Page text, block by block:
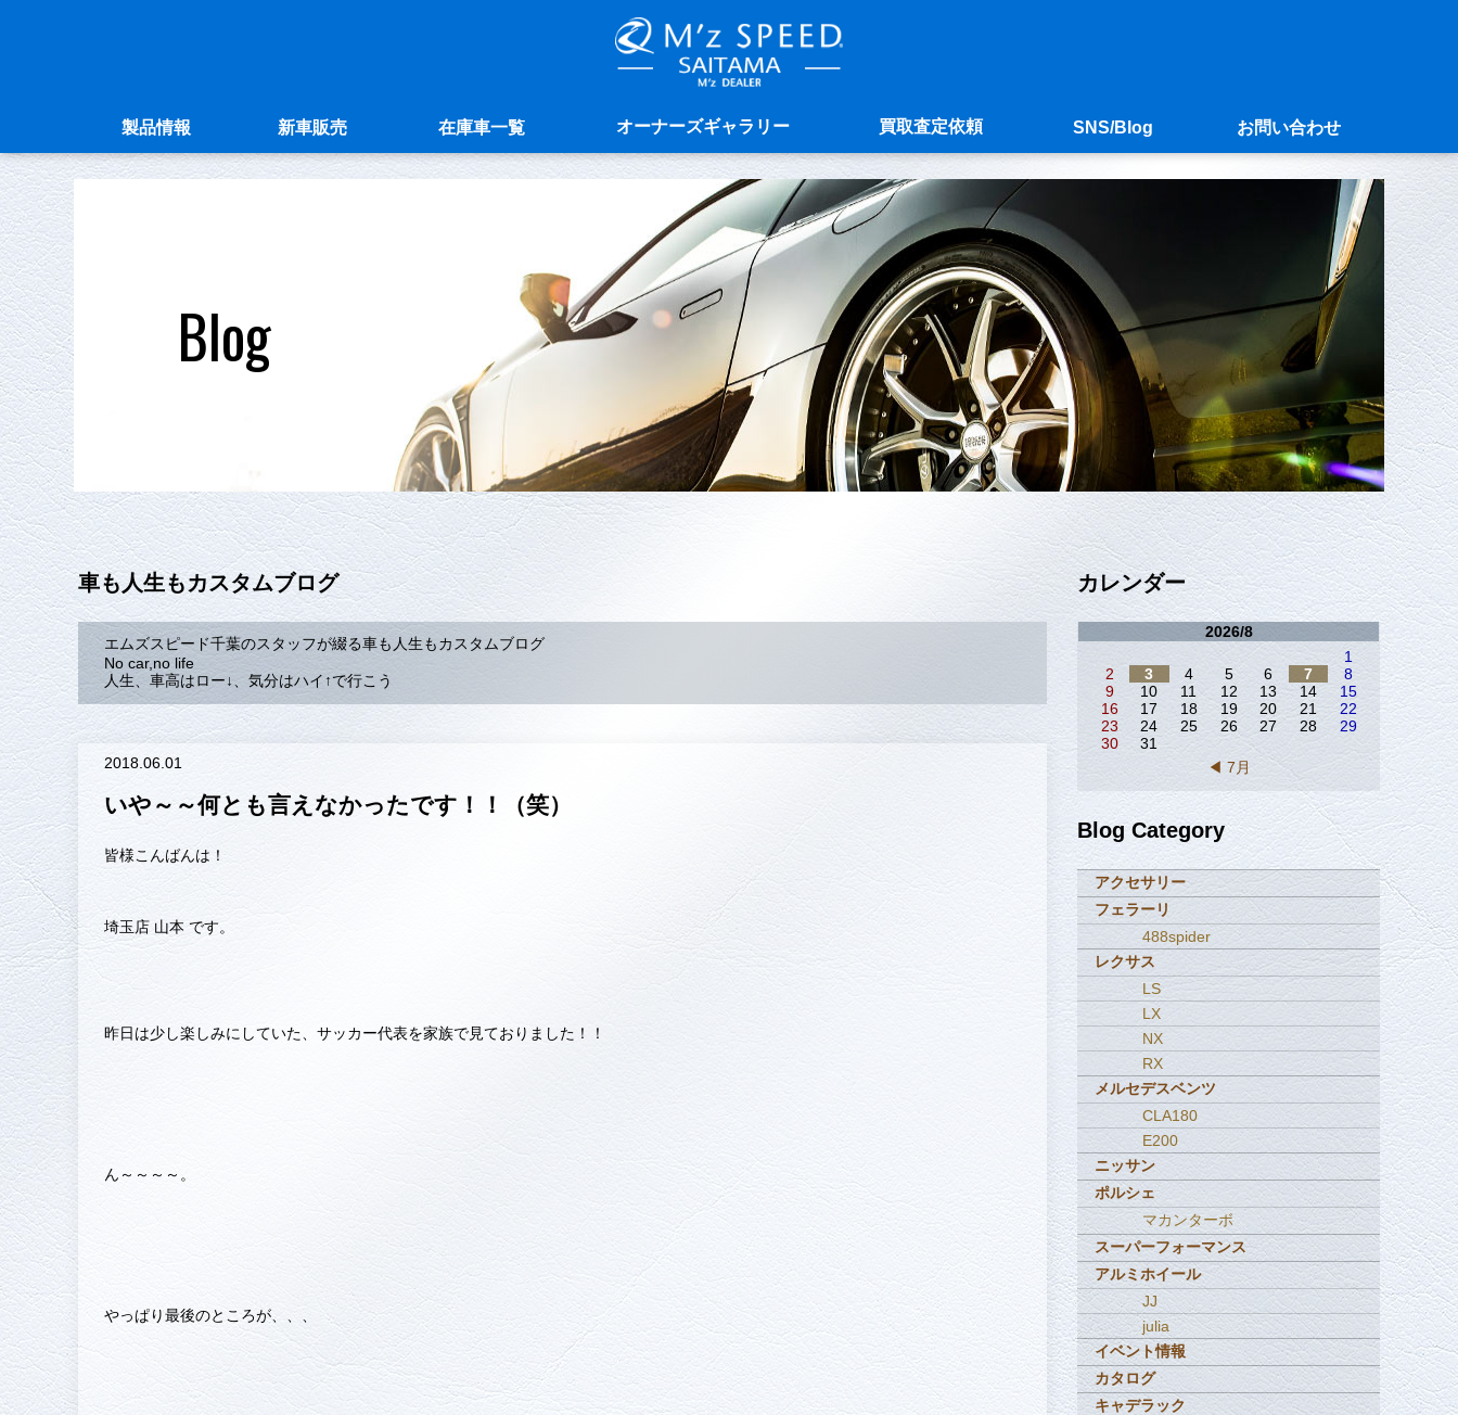
製品情報 新車販売 在庫車一覧 オーナーズギャラリー 買取査定依頼 SNS/Blog お問い合わせ
Blog
車も人生もカスタムブログ
エムズスピード千葉のスタッフが綴る車も人生もカスタムブログ
No car,no life
人生、車高はロー↓、気分はハイ↑で行こう
2018.06.01
いや～～何とも言えなかったです！！（笑）
皆様こんばんは！
埼玉店 山本 です。
昨日は少し楽しみにしていた、サッカー代表を家族で見ておりました！！
ん～～～～。
やっぱり最後のところが、、、
カレンダー
2026/8
1
2
3 4 5 6 7
8
9
10 11 12 13 14
15
16
17 18 19 20 21
22
23
24 25 26 27 28
29
30
31
◀ 7月
Blog Category
アクセサリー
フェラーリ
488spider
レクサス
LS
LX
NX
RX
メルセデスベンツ
CLA180
E200
ニッサン
ポルシェ
マカンターボ
スーパーフォーマンス
アルミホイール
JJ
julia
イベント情報
カタログ
キャデラック